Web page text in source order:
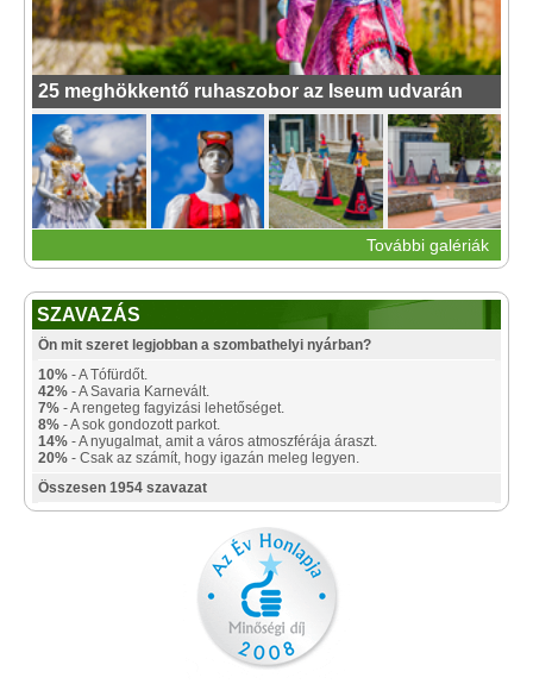
25 meghökkentő ruhaszobor az Iseum udvarán
További galériák
SZAVAZÁS
Ön mit szeret legjobban a szombathelyi nyárban?
10% - A Tófürdőt.
42% - A Savaria Karnevált.
7% - A rengeteg fagyizási lehetőséget.
8% - A sok gondozott parkot.
14% - A nyugalmat, amit a város atmoszférája áraszt.
20% - Csak az számít, hogy igazán meleg legyen.
Összesen 1954 szavazat